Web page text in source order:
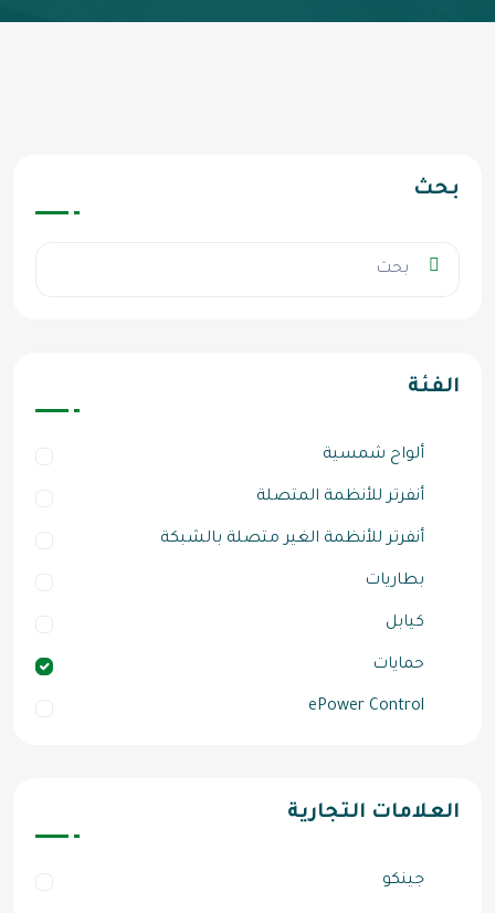
بحث
الفئة
ألواح شمسية
أنفرتر للأنظمة المتصلة
أنفرتر للأنظمة الغير متصلة بالشبكة
بطاريات
كيابل
حمايات
ePower Control
العلامات التجارية
جينكو